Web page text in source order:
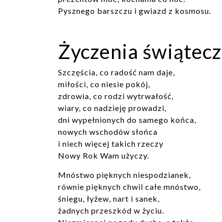
Pysznego barszczu i gwiazd z kosmosu.
Życzenia
Szczęścia, co radość nam daje,
miłości, co niesie pokój,
zdrowia, co rodzi wytrwałość,
wiary, co nadzieję prowadzi,
dni wypełnionych do samego końca,
nowych wschodów słońca
i niech więcej takich rzeczy
Nowy Rok Wam użyczy.
Mnóstwo pięknych niespodzianek,
równie pięknych chwil całe mnóstwo,
śniegu, łyżew, nart i sanek,
żadnych przeszkód w życiu.